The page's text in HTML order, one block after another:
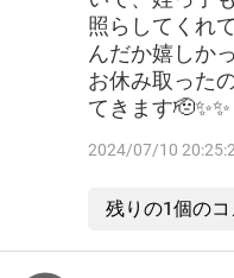
照らしてくれ
んだか嬉しか
お休み取った
てきます🫡✨✨
2024/07/10
残りの1個の